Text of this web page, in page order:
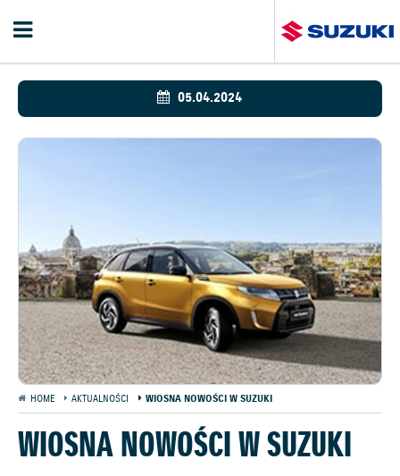
05.04.2024
HOME AKTUALNOŚCI WIOSNA NOWOŚCI W SUZUKI
WIOSNA NOWOŚCI W SUZUKI